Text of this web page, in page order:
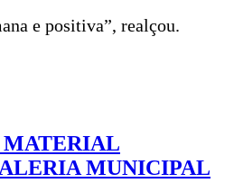
e positiva”, realçou.
MATERIAL
MUNICIPAL